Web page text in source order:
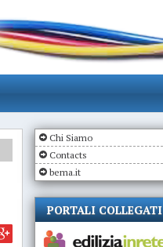
Chi Siamo
Contacts
bema.it
PORTALI COLLEGATI